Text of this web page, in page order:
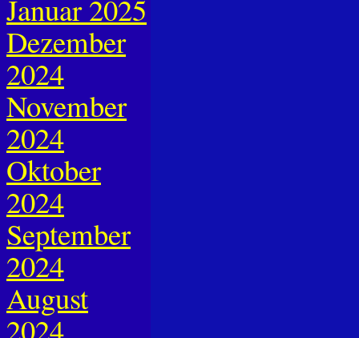
Januar 2025
Dezember
2024
November
2024
Oktober
2024
September
2024
August
2024